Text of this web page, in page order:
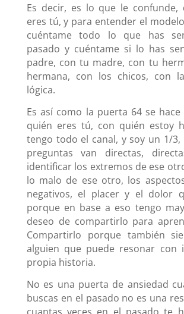
Es decir, es lo que le confunde,
eres tú, y para entender el
cuéntame todo lo que has
pasado y cuéntame si lo has
padre, con tu madre, con tu
hermana, con los chicos, con
lógica.
Es así como la puerta 64 se
quién eres tú, con quién estoy
tengo todo el canal, y soy un 1/3,
preguntas van directas,
identificar los extremos de ese
lo malo de ese otro, los
negativos, el placer y el dolor
porque en base a eso tengo
deseo de compartirlo para
Compartirlo porque también
alguien que puede resonar con
propia historia.
No es una puerta de ansiedad
buscas en el pasado no es una
cuantas veces en el pasado te